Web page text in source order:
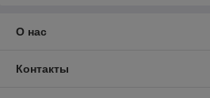
О нас
Контакты